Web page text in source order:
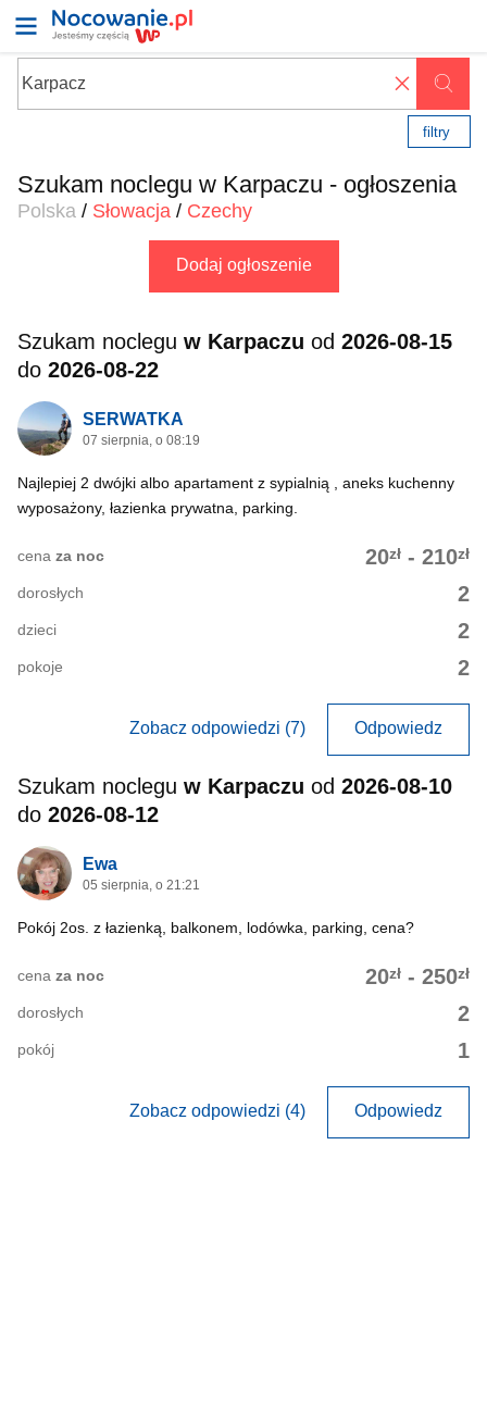
✖
filtry
Szukam noclegu w Karpaczu - ogłoszenia
Polska / Słowacja / Czechy
Dodaj ogłoszenie
Szukam noclegu w Karpaczu od 2026-08-15
do 2026-08-22
SERWATKA
07 sierpnia, o 08:19
Najlepiej 2 dwójki albo apartament z sypialnią , aneks kuchenny
wyposażony, łazienka prywatna, parking.
20zł - 210zł
cena za noc
2
dorosłych
2
dzieci
2
pokoje
Zobacz odpowiedzi (7) Odpowiedz
Szukam noclegu w Karpaczu od 2026-08-10
do 2026-08-12
Ewa
05 sierpnia, o 21:21
Pokój 2os. z łazienką, balkonem, lodówka, parking, cena?
20zł - 250zł
cena za noc
2
dorosłych
1
pokój
Zobacz odpowiedzi (4) Odpowiedz